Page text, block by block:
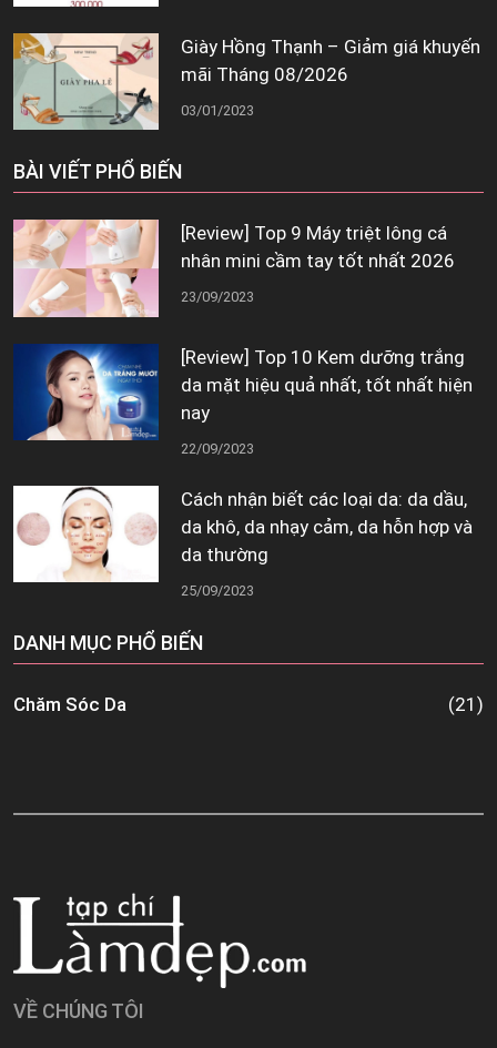
Giày Hồng Thạnh – Giảm giá khuyến
mãi Tháng 08/2026
03/01/2023
BÀI VIẾT PHỔ BIẾN
[Review] Top 9 Máy triệt lông cá
nhân mini cầm tay tốt nhất 2026
23/09/2023
[Review] Top 10 Kem dưỡng trắng
da mặt hiệu quả nhất, tốt nhất hiện
nay
22/09/2023
Cách nhận biết các loại da: da dầu,
da khô, da nhạy cảm, da hỗn hợp và
da thường
25/09/2023
DANH MỤC PHỔ BIẾN
Chăm Sóc Da (21)
VỀ CHÚNG TÔI